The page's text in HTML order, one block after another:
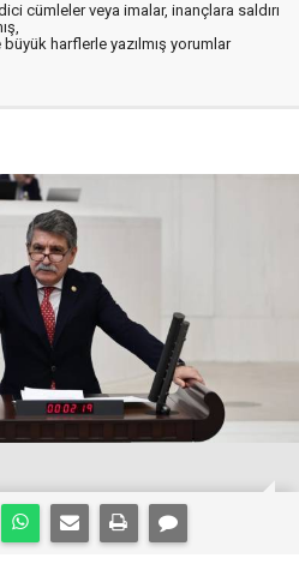
cümleler veya imalar, inançlara saldırı
harflerle yazılmış yorumlar